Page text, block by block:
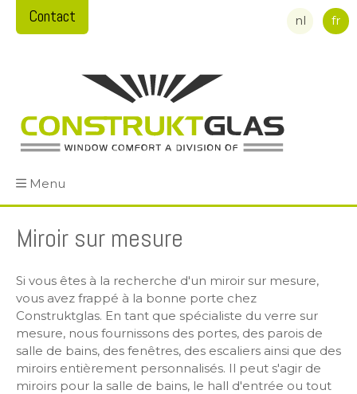
Contact nl fr
Menu
Miroir sur mesure
Si vous êtes à la recherche d'un miroir sur mesure,
vous avez frappé à la bonne porte chez
Construktglas. En tant que spécialiste du verre sur
mesure, nous fournissons des portes, des parois de
salle de bains, des fenêtres, des escaliers ainsi que des
miroirs entièrement personnalisés. Il peut s'agir de
miroirs pour la salle de bains, le hall d'entrée ou tout